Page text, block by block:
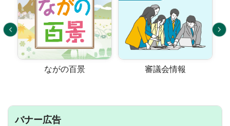
ながの百景 審議会情報
バナー広告